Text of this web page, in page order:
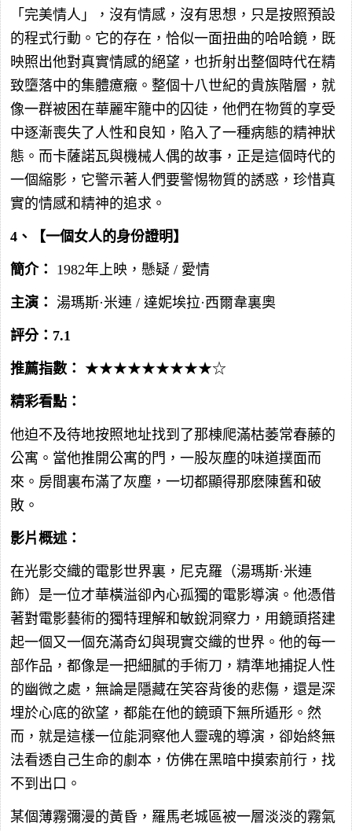
「完美情人」，沒有情感，沒有思想，只是按照預設
的程式行動。它的存在，恰似一面扭曲的哈哈鏡，既
映照出他對真實情感的絕望，也折射出整個時代在精
致墮落中的集體癔癥。整個十八世紀的貴族階層，就
像一群被困在華麗牢籠中的囚徒，他們在物質的享受
中逐漸喪失了人性和良知，陷入了一種病態的精神狀
態。而卡薩諾瓦與機械人偶的故事，正是這個時代的
一個縮影，它警示著人們要警惕物質的誘惑，珍惜真
實的情感和精神的追求。
4、【一個女人的身份證明】
簡介： 1982年上映，懸疑 / 愛情
主演： 湯瑪斯·米連 / 達妮埃拉·西爾韋裏奧
評分：7.1
推薦指數： ★★★★★★★★★☆
精彩看點：
他迫不及待地按照地址找到了那棟爬滿枯萎常春藤的
公寓。當他推開公寓的門，一股灰塵的味道撲面而
來。房間裏布滿了灰塵，一切都顯得那麽陳舊和破
敗。
影片概述：
在光影交織的電影世界裏，尼克羅（湯瑪斯·米連
飾）是一位才華橫溢卻內心孤獨的電影導演。他憑借
著對電影藝術的獨特理解和敏銳洞察力，用鏡頭搭建
起一個又一個充滿奇幻與現實交織的世界。他的每一
部作品，都像是一把細膩的手術刀，精準地捕捉人性
的幽微之處，無論是隱藏在笑容背後的悲傷，還是深
埋於心底的欲望，都能在他的鏡頭下無所遁形。然
而，就是這樣一位能洞察他人靈魂的導演，卻始終無
法看透自己生命的劇本，仿佛在黑暗中摸索前行，找
不到出口。
某個薄霧彌漫的黃昏，羅馬老城區被一層淡淡的霧氣